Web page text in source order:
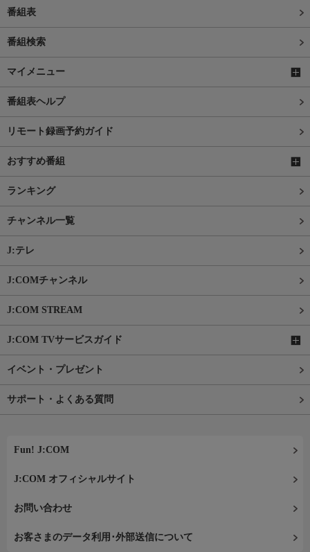
番組表
番組検索
マイメニュー
番組表ヘルプ
リモート録画予約ガイド
おすすめ番組
ランキング
チャンネル一覧
J:テレ
J:COMチャンネル
J:COM STREAM
J:COM TVサービスガイド
イベント・プレゼント
サポート・よくある質問
Fun! J:COM
J:COM オフィシャルサイト
お問い合わせ
お客さまのデータ利用･外部送信について